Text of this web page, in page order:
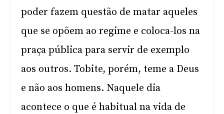
poder fazem questão de matar aqueles
que se opõem ao regime e coloca-los na
praça pública para servir de exemplo
aos outros. Tobite, porém, teme a Deus
e não aos homens. Naquele dia
acontece o que é habitual na vida de